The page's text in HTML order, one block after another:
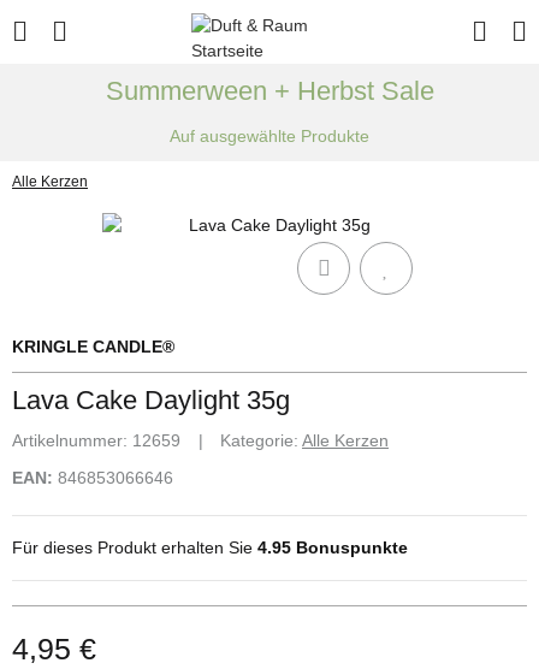
Summerween + Herbst Sale
Auf ausgewählte Produkte
Alle Kerzen
KRINGLE CANDLE®
Lava Cake Daylight 35g
Artikelnummer: 12659 Kategorie: Alle Kerzen
EAN: 846853066646
Für dieses Produkt erhalten Sie 4.95 Bonuspunkte
4,95 €